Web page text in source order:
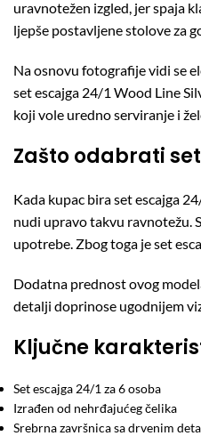
uravnotežen izgled, jer spaja
ljepše postavljene stolove za
Na osnovu fotografije vidi se
set escajga 24/1 Wood Line
koji vole uredno serviranje i
Zašto odabrati
Kada kupac bira set escajga
nudi upravo takvu ravnotežu.
upotrebe. Zbog toga je set
Dodatna prednost ovog
detalji doprinose ugodnijem
Ključne
Set escajga 24/1 za 6 osoba
Izrađen od nehrđajućeg čelika
Srebrna završnica sa drvenim